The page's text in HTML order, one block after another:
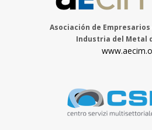
Asociación de
Industria del Metal